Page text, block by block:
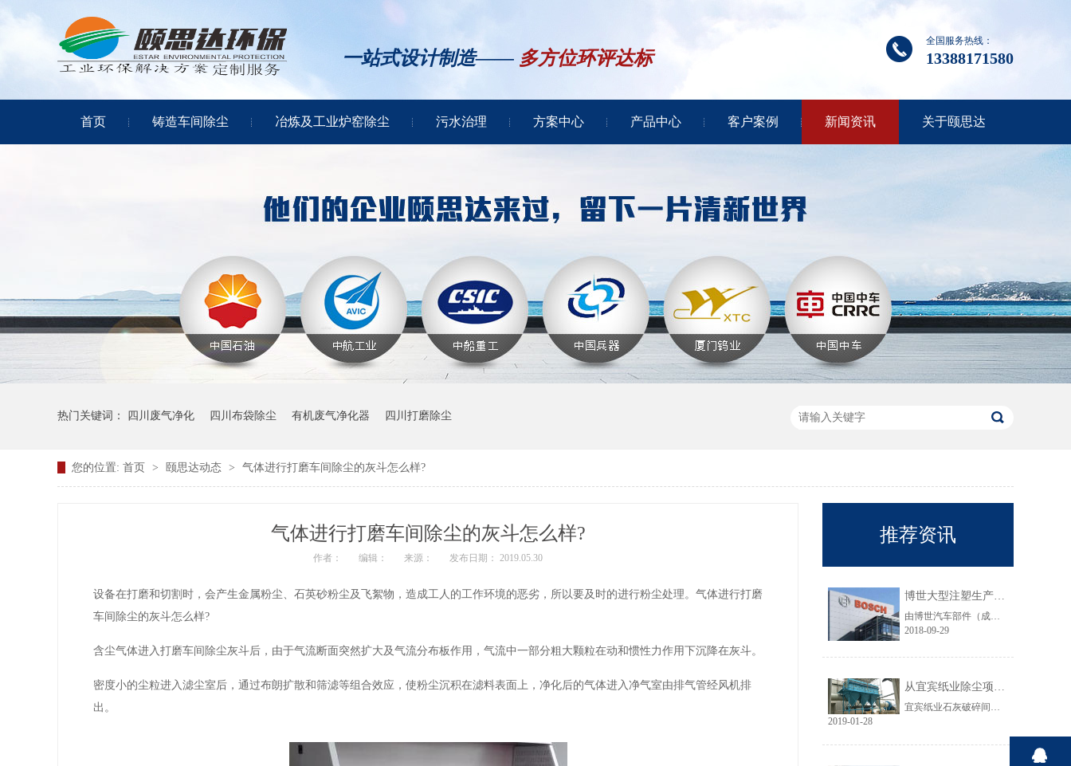
一站式设计制造—— 多方位环评达标
全国服务热线：
13388171580
首页 铸造车间除尘 冶炼及工业炉窑除尘 污水治理 方案中心 产品中心 客户案例 新闻资讯 关于颐思达
热门关键词： 四川废气净化 四川布袋除尘 有机废气净化器 四川打磨除尘
您的位置: 首页 > 颐思达动态 > 气体进行打磨车间除尘的灰斗怎么样?
气体进行打磨车间除尘的灰斗怎么样?
作者： 编辑： 来源： 发布日期： 2019.05.30
设备在打磨和切割时，会产生金属粉尘、石英砂粉尘及飞絮物，造成工人的工作环境的恶劣，所以要及时的进行粉尘处理。气体进行打磨
车间除尘的灰斗怎么样?
含尘气体进入打磨车间除尘灰斗后，由于气流断面突然扩大及气流分布板作用，气流中一部分粗大颗粒在动和惯性力作用下沉降在灰斗。
密度小的尘粒进入滤尘室后，通过布朗扩散和筛滤等组合效应，使粉尘沉积在滤料表面上，净化后的气体进入净气室由排气管经风机排
出。
推荐资讯
博世大型注塑生产线VOC净化工程圆满结束
由博世汽车部件（成都）有限公司委托颐思达设计、制造、安装的大型注塑生产线废气净化工程项目于近日全部竣工，试运行效果显示，运行结果完全符合设计要求。
2018-09-29
从宜宾纸业除尘项目成功范例看低成本环保
宜宾纸业石灰破碎间除尘工程于近期完工，在不足30立方的空间内集成了超过三个篮球场大小的过滤面积，处理风量达每小时7万立方，实现了小体积除尘器处理大风量，开启低成本环保的时代，给处在环保高压政策下不堪重负的企业主们带来福音......
2019-01-28